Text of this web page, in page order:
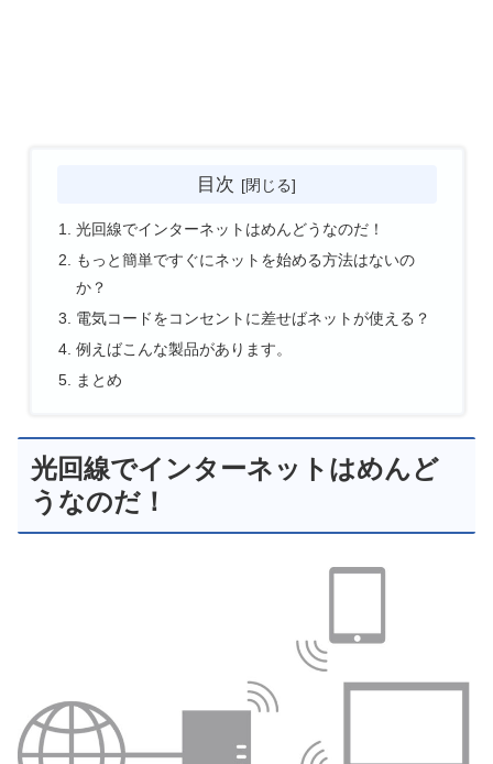
目次
光回線でインターネットはめんどうなのだ！
もっと簡単ですぐにネットを始める方法はないの
か？
電気コードをコンセントに差せばネットが使える？
例えばこんな製品があります。
まとめ
光回線でインターネットはめんど
うなのだ！